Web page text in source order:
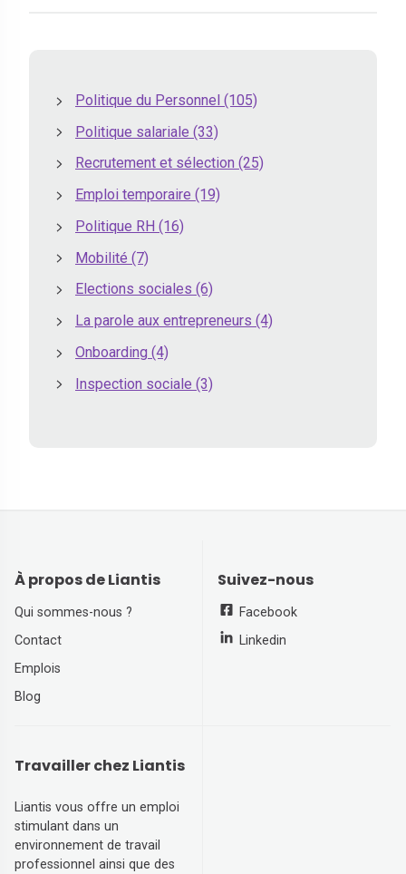
Politique du Personnel (105)
Politique salariale (33)
Recrutement et sélection (25)
Emploi temporaire (19)
Politique RH (16)
Mobilité (7)
Elections sociales (6)
La parole aux entrepreneurs (4)
Onboarding (4)
Inspection sociale (3)
À propos de Liantis
Qui sommes-nous ?
Contact
Emplois
Blog
Suivez-nous
Facebook
Linkedin
Travailler chez Liantis
Liantis vous offre un emploi
stimulant dans un
environnement de travail
professionnel ainsi que des